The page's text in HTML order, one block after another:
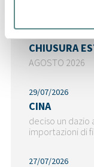
CHIUSURA
AGOSTO 2026
29/07/2026
CINA
deciso un
importazioni di
27/07/2026